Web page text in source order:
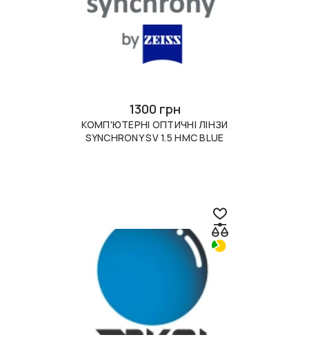
1300 грн
КОМП'ЮТЕРНІ ОПТИЧНІ ЛІНЗИ
SYNCHRONY SV 1.5 HMC BLUE